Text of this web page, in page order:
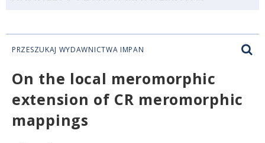
PRZESZUKAJ WYDAWNICTWA IMPAN
On the local meromorphic
extension of CR meromorphic
mappings